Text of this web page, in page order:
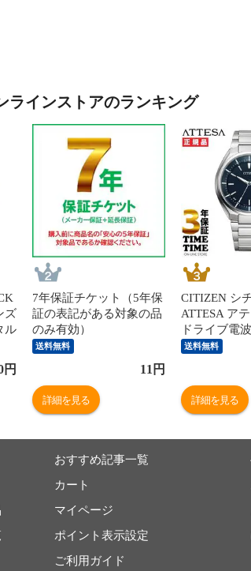
ラインストアのランキング
ズ
ル
円
7年保証チケット（5年保
証の表記がある対象の品
のみ有効）
送料無料
11 円
詳細を見る
CITIZEN シ
ATTESA ア
ドライブ電
イビー
送料無料
詳細を見る
おすすめ記事一覧
カート
マイページ
ポイント表示設定
ご利用ガイド